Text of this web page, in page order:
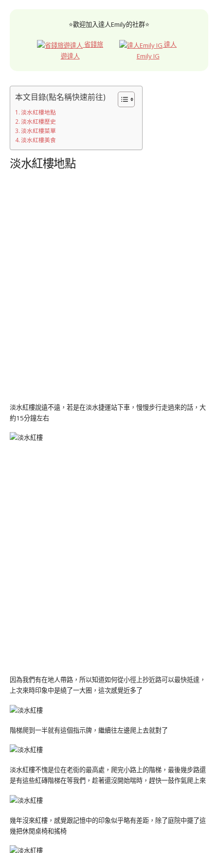
⭐歡迎加入達人Emily的社群⭐
省錢旅
遊達人
達人
Emily IG
本文目錄(點名稱快速前往)
淡水紅樓地點
淡水紅樓歷史
淡水紅樓菜單
淡水紅樓美食
淡水紅樓地點
淡水紅樓說遠不遠，若是在淡水捷運站下車，慢慢步行走過來的話，大
約15分鐘左右
因為我們有在地人帶路，所以知道如何從小徑上抄近路可以最快抵達，
上次來時印象中是繞了一大圈，這次感覺近多了
階梯爬到一半就有這個指示牌，繼續往左邊爬上去就對了
淡水紅樓不愧是位在老街的最高處，爬完小路上的階梯，最後幾步路還
是有這些紅磚階梯在等我們，趁著還沒開始喘時，趕快一鼓作氣爬上來
幾年沒來紅樓，感覺跟記憶中的印象似乎略有差距，除了庭院中擺了這
幾把休閒桌椅和搖椅